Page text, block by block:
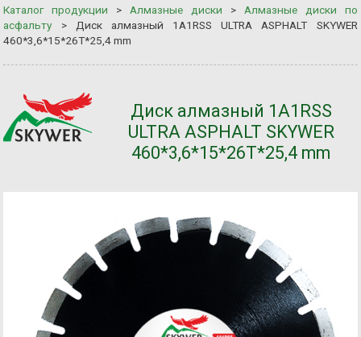
Каталог продукции > Алмазные диски > Алмазные диски по
асфальту > Диск алмазный 1A1RSS ULTRA ASPHALT SKYWER
460*3,6*15*26T*25,4 mm
Диск алмазный 1A1RSS
ULTRA ASPHALT SKYWER
460*3,6*15*26T*25,4 mm